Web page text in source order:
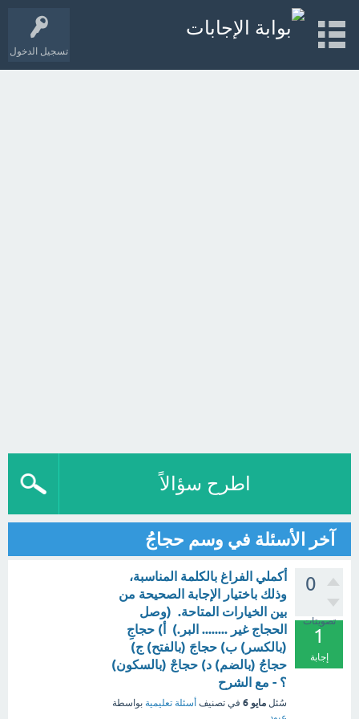
تسجيل الدخول
اطرح سؤالاً
آخر الأسئلة في وسم حجاجُ
0
تصويتات
1
إجابة
أكملي الفراغ بالكلمة المناسبة،
وذلك باختيار الإجابة الصحيحة من
بين الخيارات المتاحة. (وصل
الحجاج غير ........ البر.) أ) حجاجِ
(بالكسر) ب) حجاجَ (بالفتح) ج)
حجاجُ (بالضم) د) حجاجْ (بالسكون)
؟ - مع الشرح
سُئل مايو 6 في تصنيف أسئلة تعليمية بواسطة